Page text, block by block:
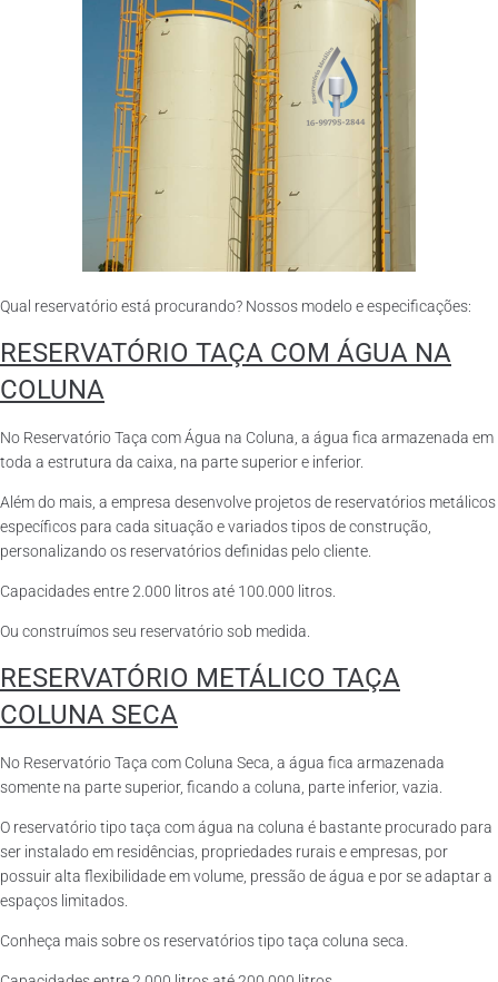
Qual reservatório está procurando? Nossos modelo e especificações:
RESERVATÓRIO TAÇA COM ÁGUA NA
COLUNA
No Reservatório Taça com Água na Coluna, a água fica armazenada em
toda a estrutura da caixa, na parte superior e inferior.
Além do mais, a empresa desenvolve projetos de reservatórios metálicos
específicos para cada situação e variados tipos de construção,
personalizando os reservatórios definidas pelo cliente.
Capacidades entre 2.000 litros até 100.000 litros.
Ou construímos seu reservatório sob medida.
RESERVATÓRIO METÁLICO TAÇA
COLUNA SECA
No Reservatório Taça com Coluna Seca, a água fica armazenada
somente na parte superior, ficando a coluna, parte inferior, vazia.
O reservatório tipo taça com água na coluna é bastante procurado para
ser instalado em residências, propriedades rurais e empresas, por
possuir alta flexibilidade em volume, pressão de água e por se adaptar a
espaços limitados.
Conheça mais sobre os reservatórios tipo taça coluna seca.